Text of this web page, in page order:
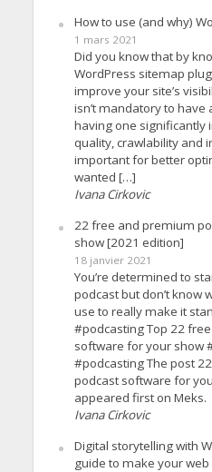
How to use (and why)
1 mars 2021
Did you know that by
WordPress sitemap
improve your site’s
isn’t mandatory to
having one significantly
quality, crawlability and
important for better
wanted […]
Ivana Cirkovic
22 free and premium
show [2021 edition]
18 janvier 2021
You’re determined to
podcast but don’t know
use to really make it
#podcasting Top 22
software for your show
#podcasting The post
podcast software for
appeared first on Meks.
Ivana Cirkovic
Digital storytelling with
guide to make your